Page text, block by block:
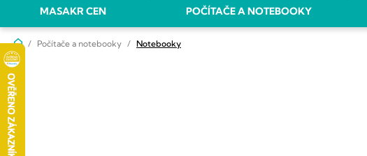
MASAKR CEN POČÍTAČE A NOTEBOOKY
DomůPočítače a notebooky Notebooky
P
o
s
t